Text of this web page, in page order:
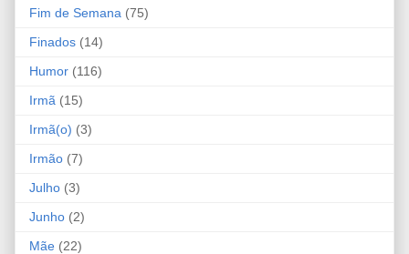
Fim de Semana (75)
Finados (14)
Humor (116)
Irmã (15)
Irmã(o) (3)
Irmão (7)
Julho (3)
Junho (2)
Mãe (22)